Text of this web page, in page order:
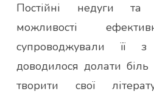
Постійні недуги та
можливості
супроводжували її з
доводилося долати
творити свої